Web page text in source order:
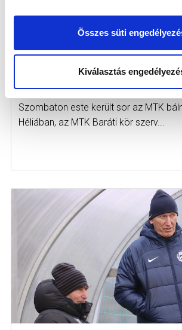
Összes süti
Kiválasztás
AZ MTK BÁLON ADTÁK ÁT AZ
ÉLETMŰDÍJAKAT ÉS AZ ÉV
LABDARÚGÓJA "CÍMET" IS
Szombaton este került sor az MTK
Héliában, az MTK Baráti kör szerv...